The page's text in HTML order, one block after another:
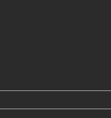
12月20日 南風つよ！